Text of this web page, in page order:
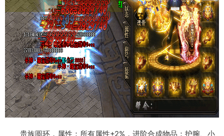
贵族圆环，属性：所有属性+2%，进阶合成物品：护腕、小